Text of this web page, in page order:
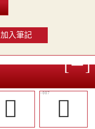
加入筆記
󷸩
󷸧